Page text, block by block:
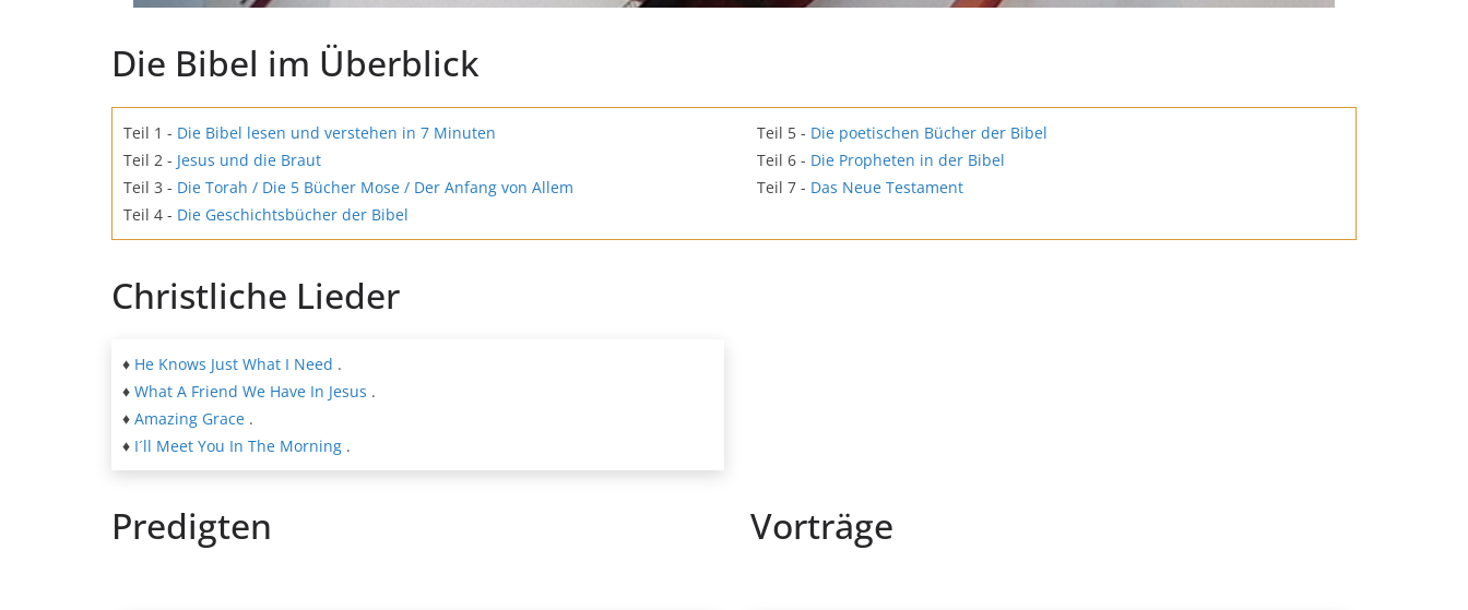
Die Bibel im Überblick
Teil 1 - Die Bibel lesen und verstehen in 7 Minuten
Teil 2 - Jesus und die Braut
Teil 3 - Die Torah / Die 5 Bücher Mose / Der Anfang von Allem
Teil 4 - Die Geschichtsbücher der Bibel
Teil 5 - Die poetischen Bücher der Bibel
Teil 6 - Die Propheten in der Bibel
Teil 7 - Das Neue Testament
Christliche Lieder
♦ He Knows Just What I Need .
♦ What A Friend We Have In Jesus .
♦ Amazing Grace .
♦ I´ll Meet You In The Morning .
Predigten Vorträge